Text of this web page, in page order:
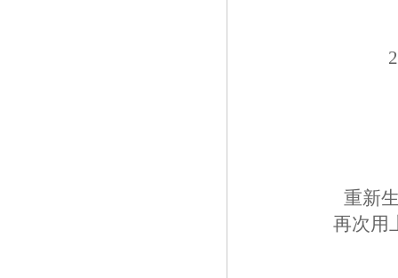
重新
再次用